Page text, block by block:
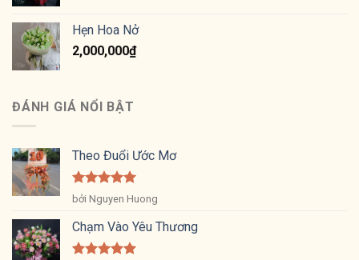
Hẹn Hoa Nở
2,000,000₫
ĐÁNH GIÁ NỔI BẬT
Theo Đuổi Ước Mơ
Được xếp
hạng 55
sao
bởi Nguyen Huong
Chạm Vào Yêu Thương